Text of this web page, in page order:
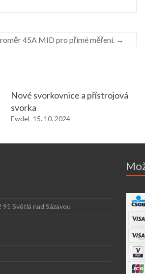
45A MID pro přímé měření. →
Nové svorkovnice a přístrojová
svorka
Ewdel 15. 10. 2024
Světlá nad Sázavou